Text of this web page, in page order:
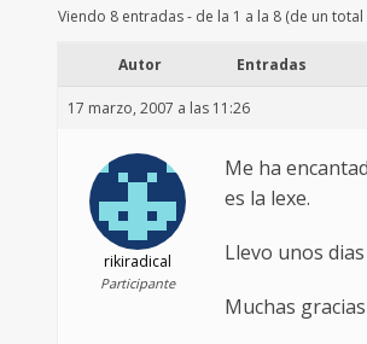
Viendo 8 entradas - de la 1 a la 8 (de un total
Autor Entradas
17 marzo, 2007 a las 11:26
rikiradical
Participante
Me ha
es la lexe.
Llevo unos
Muchas